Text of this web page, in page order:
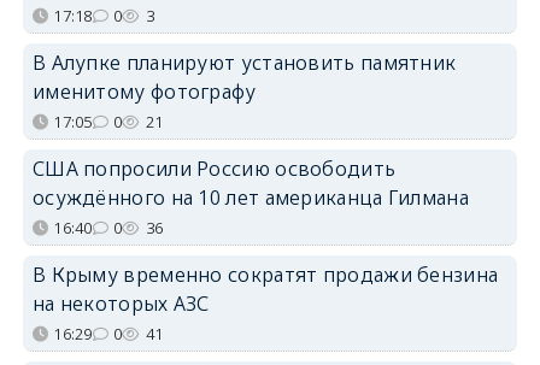
17:18 0 3
В Алупке планируют установить памятник
именитому фотографу
17:05 0 21
США попросили Россию освободить
осуждённого на 10 лет американца Гилмана
16:40 0 36
В Крыму временно сократят продажи бензина
на некоторых АЗС
16:29 0 41